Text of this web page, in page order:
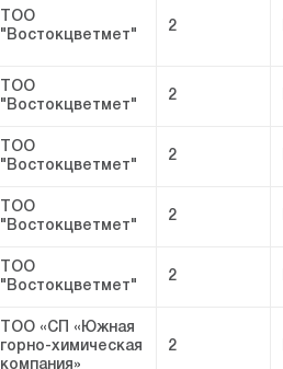
ТОО
"Востокцветмет"
2
ТОО
"Востокцветмет"
2
ТОО
"Востокцветмет"
2
ТОО
"Востокцветмет"
2
ТОО
"Востокцветмет"
2
ТОО «СП «Южная
горно-химическая
компания»
2